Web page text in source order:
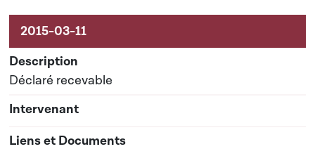
Déclaré recevable